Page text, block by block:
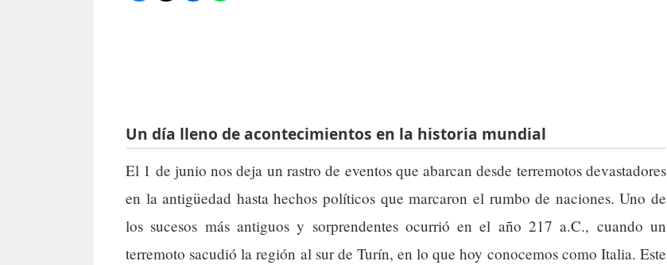
Un día lleno de acontecimientos en la historia mundial
El 1 de junio nos deja un rastro de eventos que abarcan desde terremotos devastadores
en la antigüedad hasta hechos políticos que marcaron el rumbo de naciones. Uno de
los sucesos más antiguos y sorprendentes ocurrió en el año 217 a.C., cuando un
terremoto sacudió la región al sur de Turín, en lo que hoy conocemos como Italia. Este